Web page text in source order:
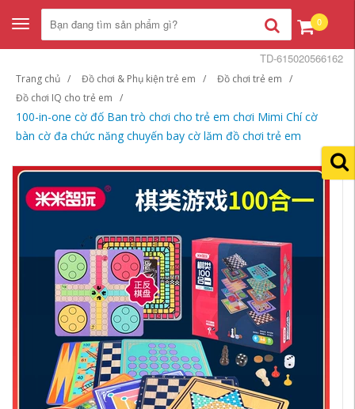
Toggle
navigation
0
Trang chủ Đồ chơi & Phụ kiện trẻ em
Đồ chơi trẻ em
Đồ chơi IQ cho trẻ em
100-in-one cờ đố Ban trò chơi cho trẻ em chơi Mimi Chí cờ
bàn cờ đa chức năng chuyến bay cờ lăm đồ chơi trẻ em
TD-615020566162